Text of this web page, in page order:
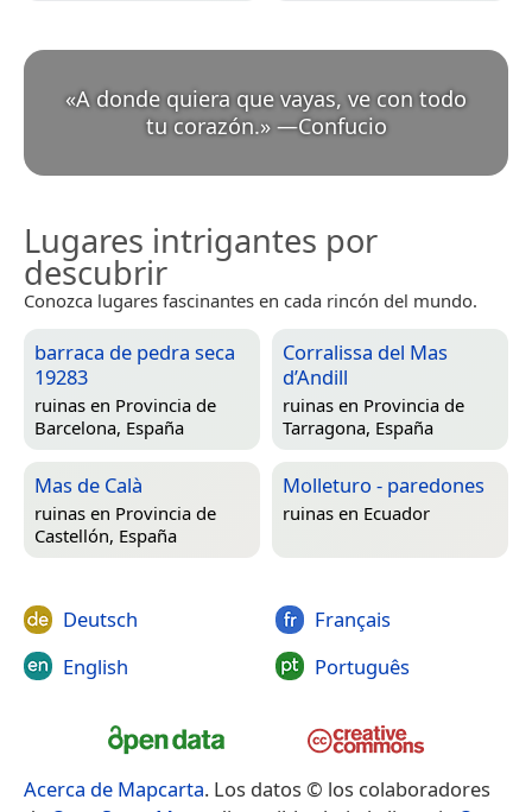
«A donde quiera que vayas, ve con todo
tu corazón.» —Confucio
Lugares intrigantes por
descubrir
Conozca lugares fascinantes en cada rincón del mundo.
barraca de pedra seca
19283
ruinas en Provincia de
Barcelona, España
Corralissa del Mas
d’Andill
ruinas en Provincia de
Tarragona, España
Mas de Calà
ruinas en Provincia de
Castellón, España
Molleturo - paredones
ruinas en Ecuador
Deutsch
English
Français
Português
Acerca de Mapcarta. Los datos © los colaboradores